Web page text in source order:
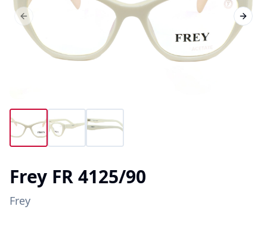
Previous slide Next
Frey FR 4125/90
Frey